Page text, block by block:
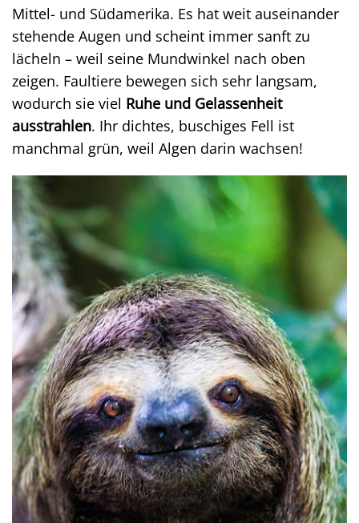
Mittel- und Südamerika. Es hat weit auseinander
stehende Augen und scheint immer sanft zu
lächeln – weil seine Mundwinkel nach oben
zeigen. Faultiere bewegen sich sehr langsam,
wodurch sie viel Ruhe und Gelassenheit
ausstrahlen. Ihr dichtes, buschiges Fell ist
manchmal grün, weil Algen darin wachsen!